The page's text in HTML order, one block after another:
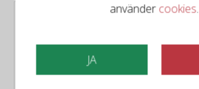
Gaja Promis Ca`Marcanda
Toscana Italien
användercookies.
JA